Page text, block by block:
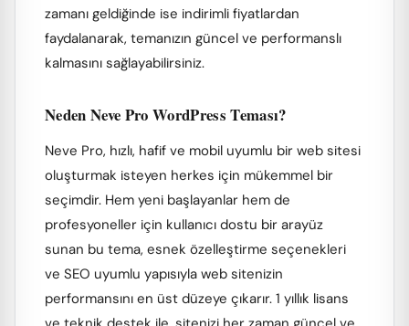
zamanı geldiğinde ise indirimli fiyatlardan
faydalanarak, temanızın güncel ve performanslı
kalmasını sağlayabilirsiniz.
Neden Neve Pro WordPress Teması?
Neve Pro, hızlı, hafif ve mobil uyumlu bir web sitesi
oluşturmak isteyen herkes için mükemmel bir
seçimdir. Hem yeni başlayanlar hem de
profesyoneller için kullanıcı dostu bir arayüz
sunan bu tema, esnek özelleştirme seçenekleri
ve SEO uyumlu yapısıyla web sitenizin
performansını en üst düzeye çıkarır. 1 yıllık lisans